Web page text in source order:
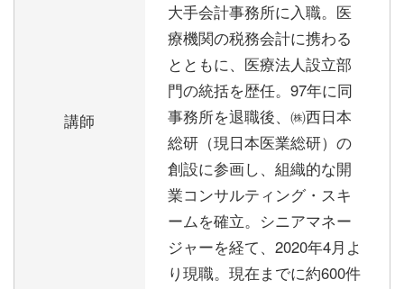
講師
大手会計事務所に入職。医
療機関の税務会計に携わる
とともに、医療法人設立部
門の統括を歴任。97年に同
事務所を退職後、㈱西日本
総研（現日本医業総研）の
創設に参画し、組織的な開
業コンサルティング・スキ
ームを確立。シニアマネー
ジャーを経て、2020年4月よ
り現職。現在までに約600件